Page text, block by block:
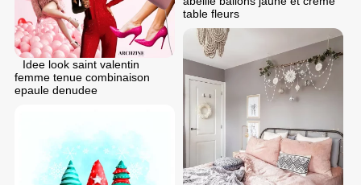
table fleurs
Idee look saint valentin
femme tenue combinaison
epaule denudee